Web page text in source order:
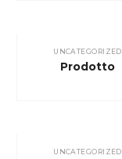
UNCATEGORIZED
Prodotto
UNCATEGORIZED